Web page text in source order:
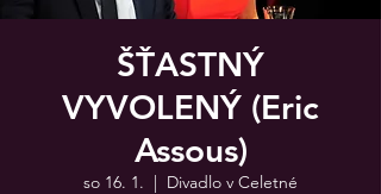
ŠŤASTNÝ
VYVOLENÝ (Eric
Assous)
so 16. 1.
  |
Divadlo v Celetné